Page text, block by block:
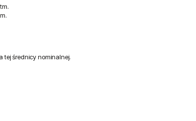
tej średnicy nominalnej.